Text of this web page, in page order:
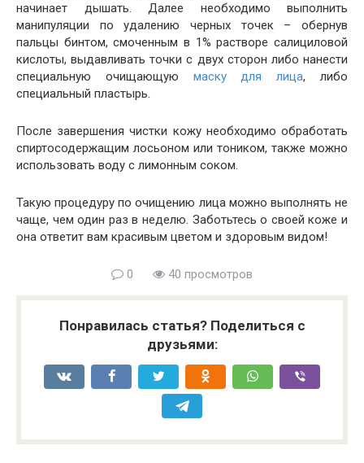
начинает дышать. Далее необходимо выполнить
манипуляции по удалению черных точек – обернув
пальцы бинтом, смоченным в 1% растворе салициловой
кислоты, выдавливать точки с двух сторон либо нанести
специальную очищающую маску для лица, либо
специальный пластырь.
После завершения чистки кожу необходимо обработать
спиртосодержащим лосьоном или тоником, также можно
использовать воду с лимонным соком.
Такую процедуру по очищению лица можно выполнять не
чаще, чем один раз в неделю. Заботьтесь о своей коже и
она ответит вам красивым цветом и здоровым видом!
0 40 просмотров
Понравилась статья? Поделиться с
друзьями: